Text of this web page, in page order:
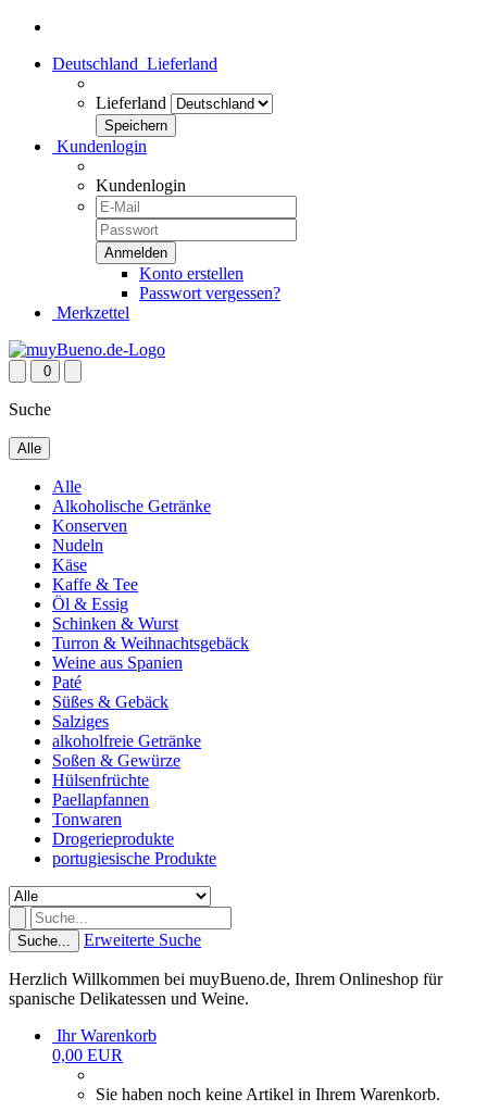
Deutschland Lieferland
Lieferland
Kundenlogin
Kundenlogin
Konto erstellen
Passwort vergessen?
Merkzettel
0
Suche
Alle
Alle
Alkoholische Getränke
Konserven
Nudeln
Käse
Kaffe & Tee
Öl & Essig
Schinken & Wurst
Turron & Weihnachtsgebäck
Weine aus Spanien
Paté
Süßes & Gebäck
Salziges
alkoholfreie Getränke
Soßen & Gewürze
Hülsenfrüchte
Paellapfannen
Tonwaren
Drogerieprodukte
portugiesische Produkte
Suche... Erweiterte Suche
Herzlich Willkommen bei muyBueno.de, Ihrem Onlineshop für
spanische Delikatessen und Weine.
Ihr Warenkorb
0,00 EUR
Sie haben noch keine Artikel in Ihrem Warenkorb.